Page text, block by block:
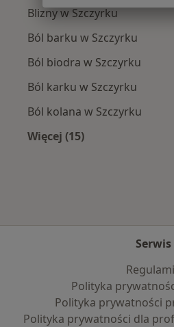
Blizny w Szczyrku
Ból barku w Szczyrku
Ból biodra w Szczyrku
Ból karku w Szczyrku
Ból kolana w Szczyrku
Więcej (15)
Serwis
Polityka
Polityka prywatności
Polityka prywatności dla